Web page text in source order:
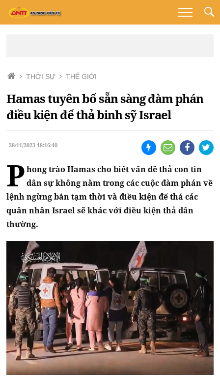
THỜI SỰ THẾ GIỚI
Hamas tuyên bố sẵn sàng đàm phán
điều kiện để thả binh sỹ Israel
28/11/2023 18:16:40
P hong trào Hamas cho biết vấn đề thả con tin
dân sự không nằm trong các cuộc đàm phán về
lệnh ngừng bắn tạm thời và điều kiện để thả các
quân nhân Israel sẽ khác với điều kiện thả dân
thường.